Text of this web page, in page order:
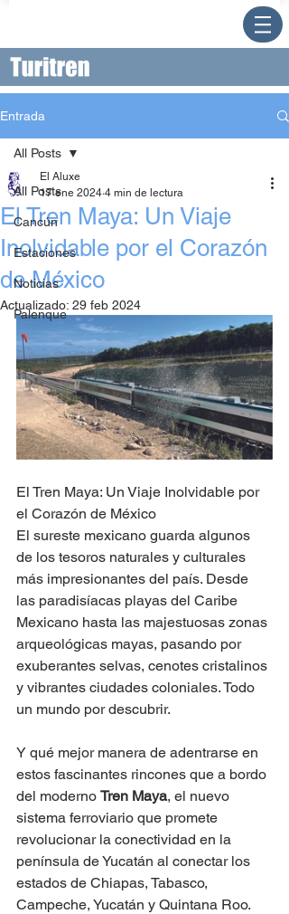
Entrada
All Posts
Cancún
Estaciones
Noticias
Palenque
All Posts
El Tren Maya: Un Viaje
Inolvidable por el Corazón
de México
El Aluxe
17 ene 2024 4 min de lectura
Actualizado: 29 feb 2024
El Tren Maya: Un Viaje Inolvidable por
el Corazón de México
El sureste mexicano guarda algunos
de los tesoros naturales y culturales
más impresionantes del país. Desde
las paradisíacas playas del Caribe
Mexicano hasta las majestuosas zonas
arqueológicas mayas, pasando por
exuberantes selvas, cenotes cristalinos
y vibrantes ciudades coloniales. Todo
un mundo por descubrir.
Y qué mejor manera de adentrarse en
estos fascinantes rincones que a bordo
del moderno Tren Maya, el nuevo
sistema ferroviario que promete
revolucionar la conectividad en la
península de Yucatán al conectar los
estados de Chiapas, Tabasco,
Campeche, Yucatán y Quintana Roo.